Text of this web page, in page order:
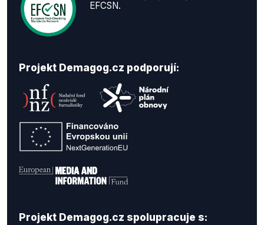
EFCSN.
Projekt Demagog.cz podporují:
Projekt Demagog.cz spolupracuje s: